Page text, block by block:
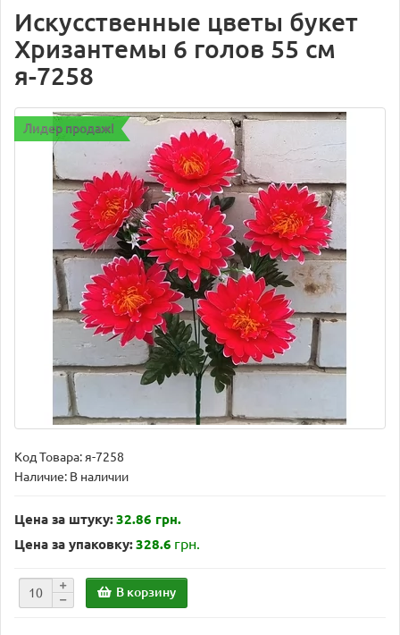
Искусственные цветы букет
Хризантемы 6 голов 55 см
я-7258
Лидер продаж!
Код Товара: я-7258
Наличие: В наличии
Цена за штуку:32.86 грн.
Цена за упаковку:328.6 грн.
В корзину